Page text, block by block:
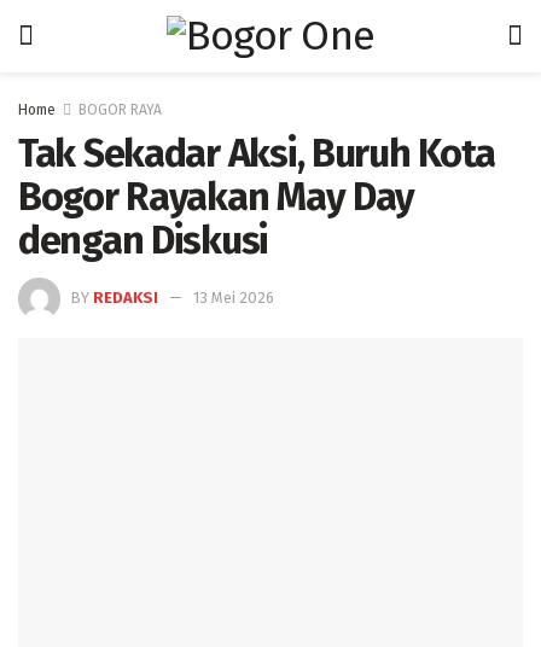
Home BOGOR RAYA
Tak Sekadar Aksi, Buruh Kota
Bogor Rayakan May Day
dengan Diskusi
BY REDAKSI 13 Mei 2026